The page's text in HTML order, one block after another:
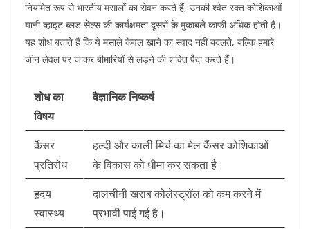
नियमित रूप से भारतीय मसालों का सेवन करते हैं, उनकी श्वेत रक्त कोशिकाओं
यानी व्हाइट ब्लड सेल्स की कार्यक्षमता दूसरों के मुकाबले काफी अधिक होती है।
यह शोध बताते हैं कि ये मसाले केवल खाने का स्वाद नहीं बदलते, बल्कि हमारे
जीन लेवल पर जाकर बीमारियों से लड़ने की शक्ति पैदा करते हैं।
शोध का
विषय
वैज्ञानिक निष्कर्ष
कैंसर
प्रतिरोध
हल्दी और काली मिर्च का मेल कैंसर कोशिकाओं
के विकास को धीमा कर सकता है।
हृदय
स्वास्थ्य
दालचीनी खराब कोलेस्ट्रॉल को कम करने में
प्रभावी पाई गई है।